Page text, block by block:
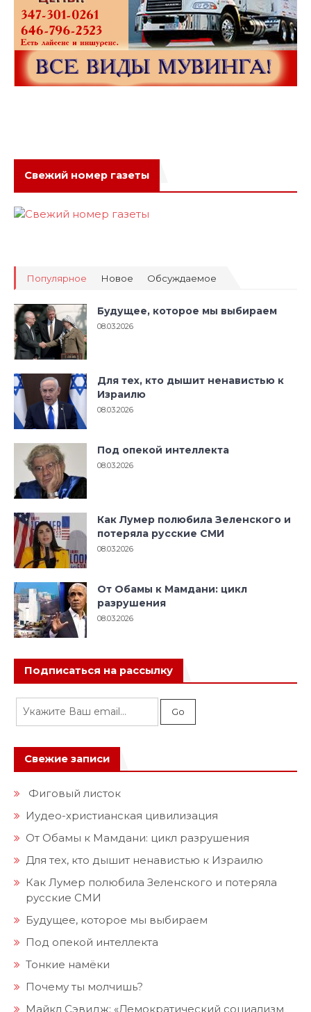
Свежий номер газеты
Популярное Новое Обсуждаемое
Будущее, которое мы выбираем
08.03.2026
Для тех, кто дышит ненавистью к
Израилю
08.03.2026
Под опекой интеллекта
08.03.2026
Как Лумер полюбила Зеленского и
потеряла русские СМИ
08.03.2026
От Обамы к Мамдани: цикл
разрушения
08.03.2026
Подписаться на рассылку
Свежие записи
Фиговый листок
Иудео-христианская цивилизация
От Обамы к Мамдани: цикл разрушения
Для тех, кто дышит ненавистью к Израилю
Как Лумер полюбила Зеленского и потеряла
русские СМИ
Будущее, которое мы выбираем
Под опекой интеллекта
Тонкие намёки
Почему ты молчишь?
Майкл Сэвидж: «Демократический социализм